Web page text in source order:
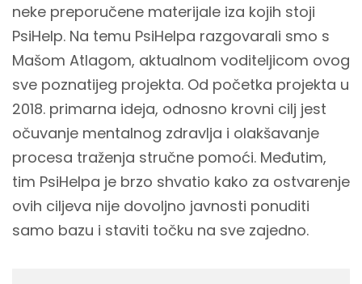
neke preporučene materijale iza kojih stoji
PsiHelp. Na temu PsiHelpa razgovarali smo s
Mašom Atlagom, aktualnom voditeljicom ovog
sve poznatijeg projekta. Od početka projekta u
2018. primarna ideja, odnosno krovni cilj jest
očuvanje mentalnog zdravlja i olakšavanje
procesa traženja stručne pomoći. Međutim,
tim PsiHelpa je brzo shvatio kako za ostvarenje
ovih ciljeva nije dovoljno javnosti ponuditi
samo bazu i staviti točku na sve zajedno.